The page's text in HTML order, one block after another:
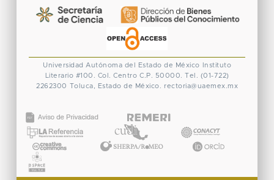
Universidad Autónoma del Estado de México
Instituto
Literario #100. Col. Centro C.P. 50000. Tel. (01-722)
2262300 Toluca, Estado de México. rectoria@uaemex.mx